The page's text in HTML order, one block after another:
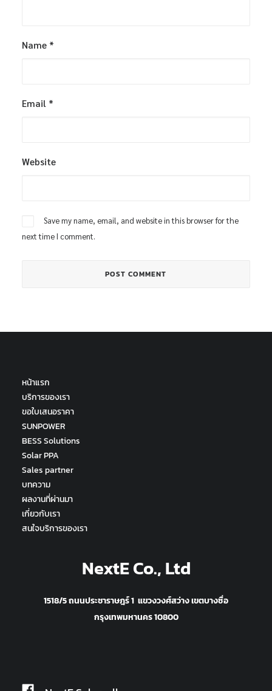
Name *
Email *
Website
Save my name, email, and website in this browser for the
next time I comment.
หน้าแรก
บริการของเรา
ขอใบเสนอราคา
SUNPOWER
BESS Solutions
Solar PPA
Sales partner
บทความ
ผลงานที่ผ่านมา
เกี่ยวกับเรา
สนใจบริการของเรา
NextE Co., Ltd
1518/5 ถนนประชาราษฎร์ 1 แขวงวงศ์สว่าง เขตบางซื่อ
กรุงเทพมหานคร 10800